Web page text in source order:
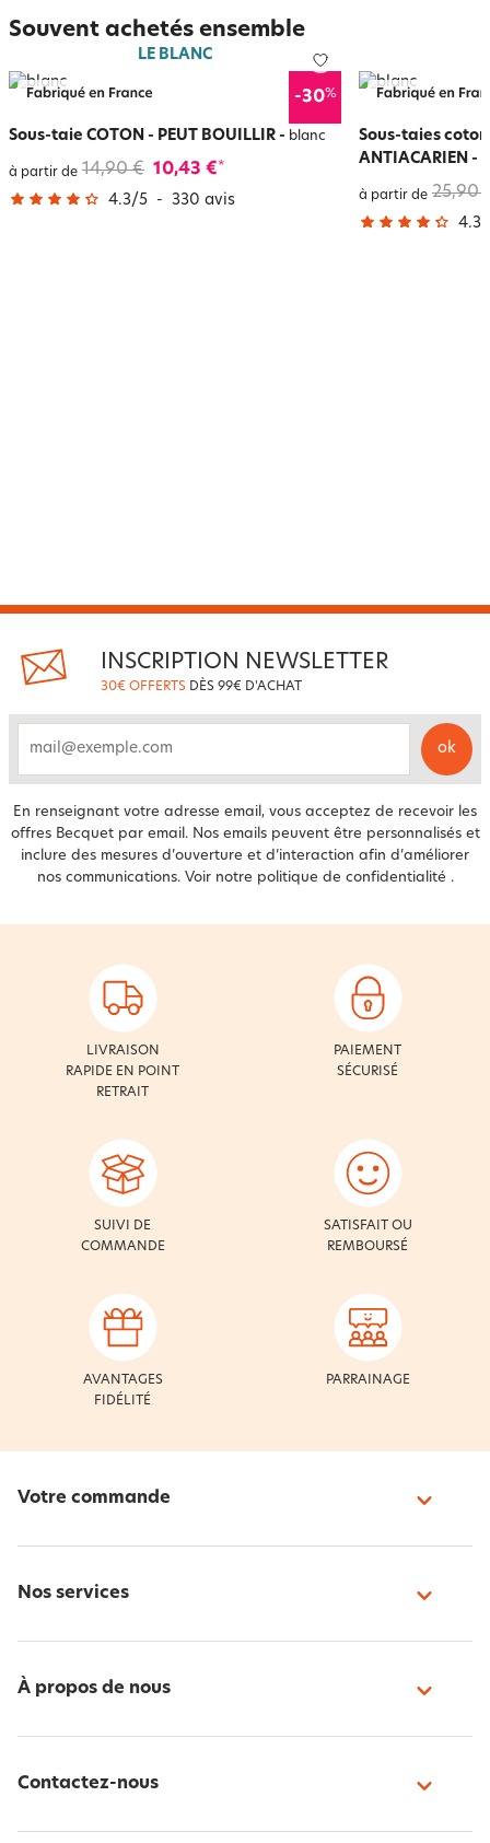
Souvent achetés ensemble
LE BLANC
-30%
Sous-taie COTON - PEUT BOUILLIR - blanc
à partir de 14,90 € 10,43 €*
4.3/5 - 330 avis
Sous-taies coton
ANTIACARIEN -
à partir de 25,90
4.3
INSCRIPTION NEWSLETTER
30€ OFFERTS DÈS 99€ D'ACHAT
ok
En renseignant votre adresse email, vous acceptez de recevoir les
offres Becquet par email. Nos emails peuvent être personnalisés et
inclure des mesures d’ouverture et d’interaction afin d’améliorer
nos communications. Voir notre politique de confidentialité .
LIVRAISON
RAPIDE EN POINT
RETRAIT
PAIEMENT
SÉCURISÉ
SUIVI DE
COMMANDE
SATISFAIT OU
REMBOURSÉ
AVANTAGES
FIDÉLITÉ
PARRAINAGE
Votre commande
Nos services
À propos de nous
Contactez-nous